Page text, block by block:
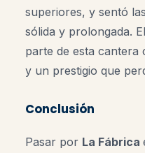
superiores, y sentó
sólida y prolongada.
parte de esta
y un prestigio que
Conclusión
Pasar por La Fábrica